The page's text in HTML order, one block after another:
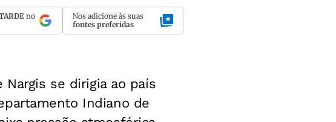
no
Nos adicione às suas
fontes preferidas
se dirigia ao país
Indiano de